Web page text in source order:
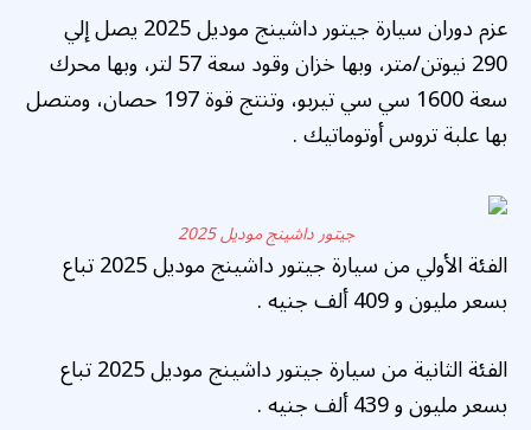
عزم دوران سيارة جيتور داشينج موديل 2025 يصل إلي
290 نيوتن/متر، وبها خزان وقود سعة 57 لتر، وبها محرك
سعة 1600 سي سي تيربو، وتنتج قوة 197 حصان، ومتصل
بها علبة تروس أوتوماتيك .
جيتور داشينج موديل 2025
الفئة الأولي من سيارة جيتور داشينج موديل 2025 تباع
بسعر مليون و 409 ألف جنيه .
الفئة الثانية من سيارة جيتور داشينج موديل 2025 تباع
بسعر مليون و 439 ألف جنيه .